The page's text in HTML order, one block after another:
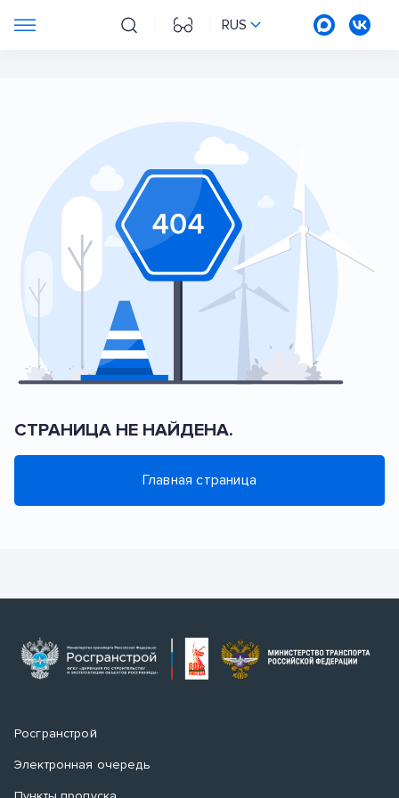
RUS
СТРАНИЦА НЕ НАЙДЕНА.
Главная страница
Росгранстрой
Электронная очередь